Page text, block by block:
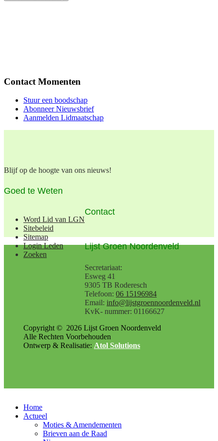
Contact Momenten
Stuur een boodschap
Abonneer Nieuwsbrief
Aanmelden Lidmaatschap
Blijf op de hoogte van ons nieuws!
Goed te Weten
Word Lid van LGN
Sitebeleid
Sitemap
Login Leden
Zoeken
Contact
Lijst Groen Noordenveld
Secretariaat:
Esweg 41
9305 TB Roderesch
Telefoon: 06 15196984
Email: info@lijstgroennoordenveld.nl
KvK- nummer: 01166627
Copyright © 2026 Lijst Groen Noordenveld
Alle Rechten Voorbehouden
Ontwerp & Realisatie: Atol Solutions
Home
Actueel
Moties & Amendementen
Brieven aan de Raad